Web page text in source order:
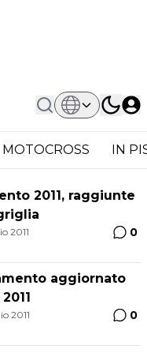
MOTOCROSS IN
2011, raggiunte
2011 0
aggiornato
2011 0